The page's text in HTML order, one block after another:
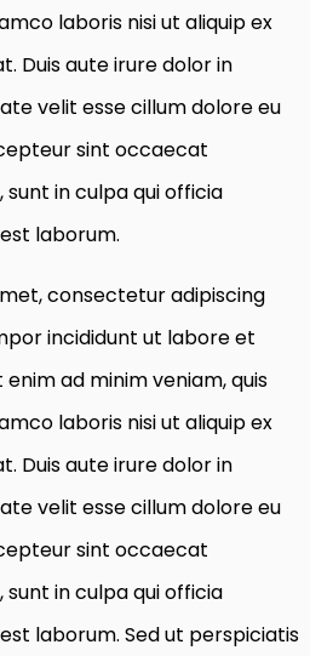
laboris nisi ut aliquip ex
Duis aute irure dolor in
velit esse cillum dolore eu
sint occaecat
in culpa qui officia
laborum.
consectetur adipiscing
incididunt ut labore et
ad minim veniam, quis
laboris nisi ut aliquip ex
Duis aute irure dolor in
velit esse cillum dolore eu
sint occaecat
in culpa qui officia
laborum. Sed ut perspiciatis